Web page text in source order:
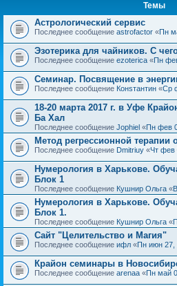
Темы
Астрологический сервис
Последнее сообщение astrofactor «Пн
Эзотерика для чайников. С
Последнее сообщение ezoterica «Пн
Семинар. Посвящение в
Последнее сообщение Конsтантин «Ср
18-20 марта 2017 г. в Уфе
Ба Хал
Последнее сообщение Jophiel «Пн фев
Метод регрессионной терапии
Последнее сообщение Dmitriuy «Чт фев
Нумерология в Харькове.
Блок 1
Последнее сообщение Кушнир Ольга «
Нумерология в Харькове.
Блок 1.
Последнее сообщение Кушнир Ольга «
Сайт "Целительство и Магия"
Последнее сообщение ифл «Пн июн 27,
Крайон семинары в
Последнее сообщение arenaa «Пн май